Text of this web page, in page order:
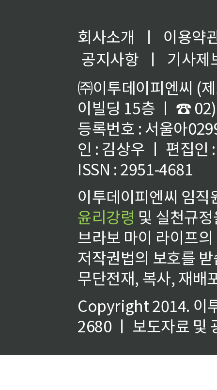
회사소개 ㅣ
이용약
공지사항
ㅣ
기사제
㈜이투데이피엔씨 (
이빌딩 15층 ㅣ ☎
등록번호 : 서울아
인 : 김상우 ㅣ 편집인
ISSN : 2951-4681
이투데이피엔씨 임
윤리강령 및 실천규
브라보 마이 라이프
저작권법의 보호를
무단전재, 복사, 재배
Copyright 2014. 이
2680 ㅣ 보도자료